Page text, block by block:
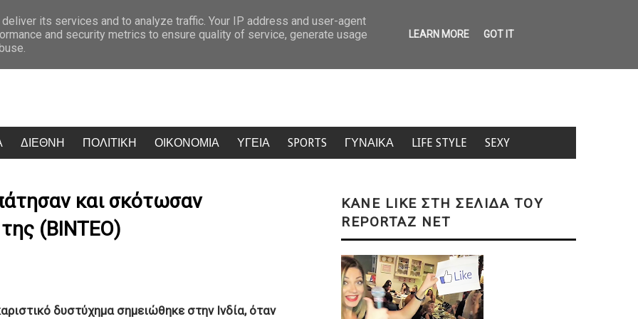
Κυψέλη – Οι πρώτες εκτιμήσεις του ιατροδικαστή Ποιοι παίρνουν έως 10.000 ευρώ τον μήνα στην Ελλάδα – Τα επαγγέλματα με τους
ΔΙΕΘΝΗ ΠΟΛΙΤΙΚΗ ΟΙΚΟΝΟΜΙΑ ΥΓΕΙΑ SPORTS ΓΥΝΑΙΚΑ LIFE STYLE SEXY
και σκότωσαν
(ΒΙΝΤΕΟ)
δυστύχημα σημειώθηκε στην Ινδία, όταν
KANE LIKE ΣΤΗ ΣΕΛΙΔΑ ΤΟΥ
REPORTAZ NET
its services and to analyze traffic. Your IP address and user-agent
and security metrics to ensure quality of service, generate usage
LEARN MORE GOT IT